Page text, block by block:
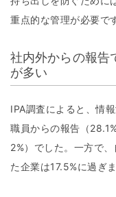
重点的な管理が必要で
社内外からの報告
が多い
IPA調査によると、情
職員からの報告（
2%）でした。一方で
た企業は17.5%に過ぎま